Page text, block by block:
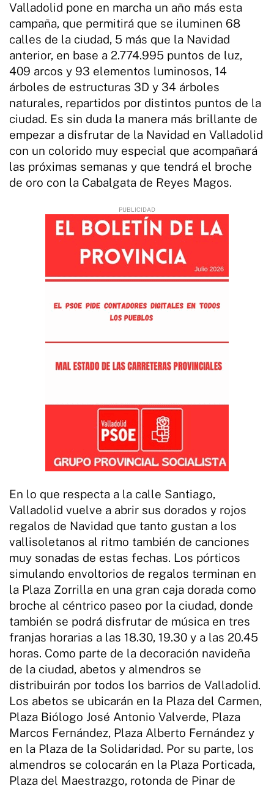
Valladolid pone en marcha un año más esta
campaña, que permitirá que se iluminen 68
calles de la ciudad, 5 más que la Navidad
anterior, en base a 2.774.995 puntos de luz,
409 arcos y 93 elementos luminosos, 14
árboles de estructuras 3D y 34 árboles
naturales, repartidos por distintos puntos de la
ciudad. Es sin duda la manera más brillante de
empezar a disfrutar de la Navidad en Valladolid
con un colorido muy especial que acompañará
las próximas semanas y que tendrá el broche
de oro con la Cabalgata de Reyes Magos.
En lo que respecta a la calle Santiago,
Valladolid vuelve a abrir sus dorados y rojos
regalos de Navidad que tanto gustan a los
vallisoletanos al ritmo también de canciones
muy sonadas de estas fechas. Los pórticos
simulando envoltorios de regalos terminan en
la Plaza Zorrilla en una gran caja dorada como
broche al céntrico paseo por la ciudad, donde
también se podrá disfrutar de música en tres
franjas horarias a las 18.30, 19.30 y a las 20.45
horas. Como parte de la decoración navideña
de la ciudad, abetos y almendros se
distribuirán por todos los barrios de Valladolid.
Los abetos se ubicarán en la Plaza del Carmen,
Plaza Biólogo José Antonio Valverde, Plaza
Marcos Fernández, Plaza Alberto Fernández y
en la Plaza de la Solidaridad. Por su parte, los
almendros se colocarán en la Plaza Porticada,
Plaza del Maestrazgo, rotonda de Pinar de